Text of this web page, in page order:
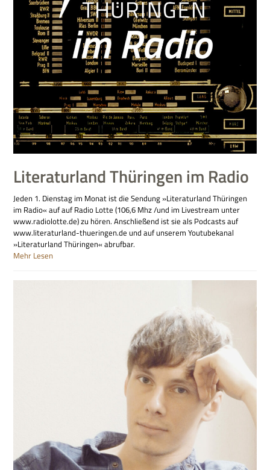
Literaturland Thüringen im Radio
Jeden 1. Dienstag im Monat ist die Sendung »Literaturland Thüringen
im Radio« auf auf Radio Lotte (106,6 Mhz /und im Livestream unter
www.radiolotte.de) zu hören. Anschließend ist sie als Podcasts auf
www.literaturland-thueringen.de und auf unserem Youtubekanal
»Literaturland Thüringen« abrufbar.
Mehr Lesen